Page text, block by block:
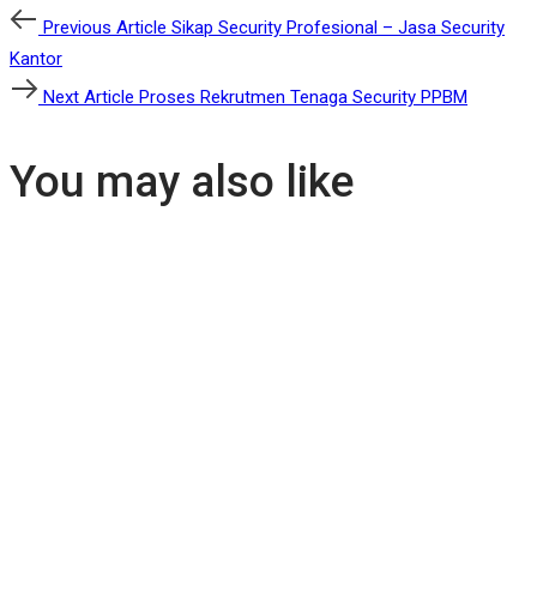
Post
navigation
Previous
Article
Previous Article Sikap Security Profesional – Jasa Security
Kantor
Next
Next Article Proses Rekrutmen Tenaga Security PPBM
You may also like